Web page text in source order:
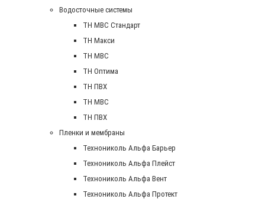
Водосточные системы
TH MBC Стандарт
TH Макси
TH МВС
TH Оптима
TH ПВХ
ТН МВС
ТН ПВХ
Пленки и мембраны
Технониколь Альфа Барьер
Технониколь Альфа Плейст
Технониколь Альфа Вент
Технониколь Альфа Протект